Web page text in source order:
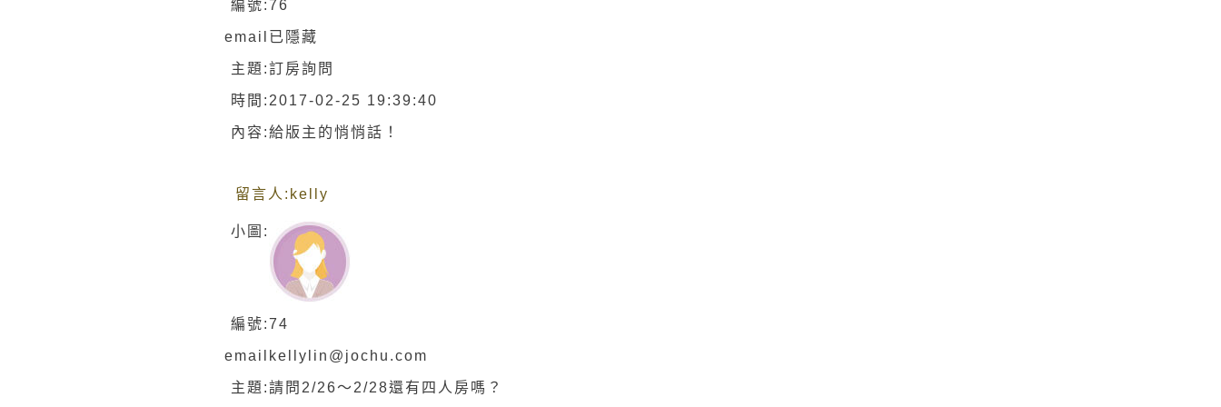
編號: 76
email 已隱藏
主題:訂房詢問
時間: 2017-02-25 19:39:40
內容:給版主的悄悄話！
留言人: kelly
小圖:
編號:74
email kellylin@jochu.com
主題:請問2/26～2/28還有四人房嗎？